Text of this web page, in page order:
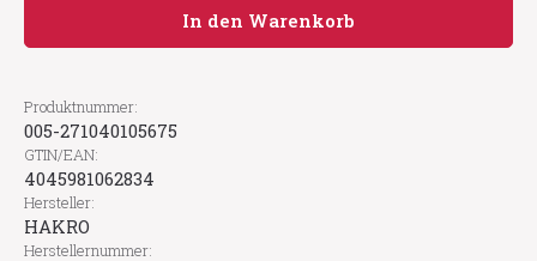
In den Warenkorb
Produktnummer:
005-271040105675
GTIN/EAN:
4045981062834
Hersteller:
HAKRO
Herstellernummer: